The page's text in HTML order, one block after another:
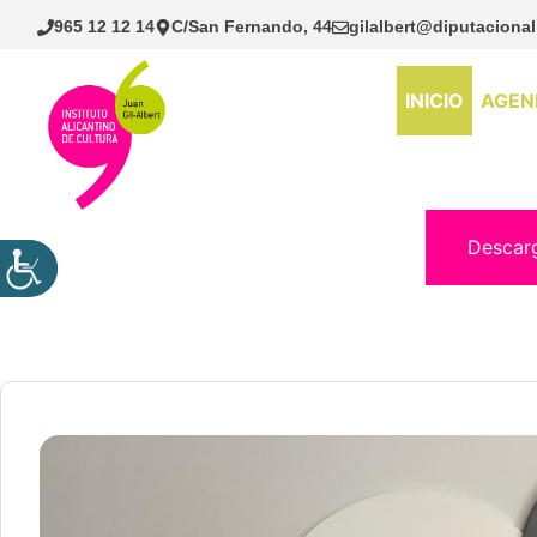
Saltar
965 12 12 14 C/San Fernando, 44
INICIO